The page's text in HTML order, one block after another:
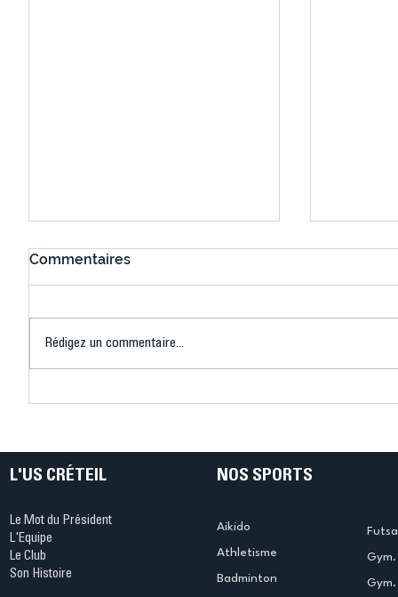
Commentaires
Rédigez un commentaire...
L'US CRÉTEIL
Le Mot du Président
L'Equipe
Le Club
Son Histoire
NOS SPORTS
Aikido
Athletisme
Badminton